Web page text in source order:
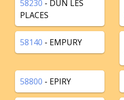
58230 - DUN LES
PLACES
58140 - EMPURY
58800 - EPIRY